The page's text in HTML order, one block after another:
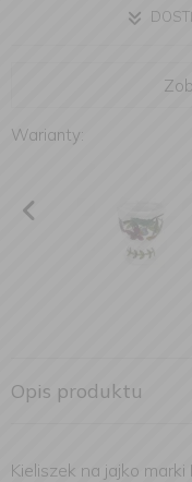
Warianty:
Opis produktu
Kieliszek na jajko marki